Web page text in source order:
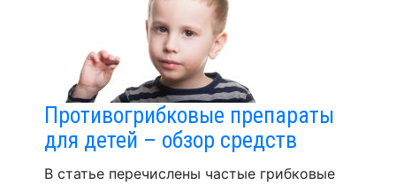
Противогрибковые препараты
для детей – обзор средств
В статье перечислены частые грибковые